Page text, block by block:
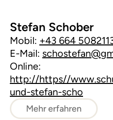
Stefan Schober
Mobil: +43 664
E-Mail:
Online:
http://https//
und-stefan-scho
Mehr erfahren